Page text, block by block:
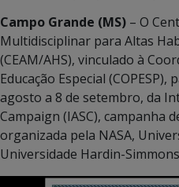
Campo Grande (MS) – O
Multidisciplinar para Altas
(CEAM/AHS), vinculado à
Educação Especial
agosto a 8 de setembro, da
Campaign (IASC), campanha
organizada pela NASA,
Universidade Hardin-